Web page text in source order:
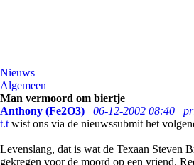
Nieuws
Algemeen
Man vermoord om biertje
Anthony (Fe2O3)
06-12-2002 08:40
t.t wist ons via de nieuwssubmit het
Levenslang, dat is wat de Texaan Steven
gekregen voor de moord op een vriend.